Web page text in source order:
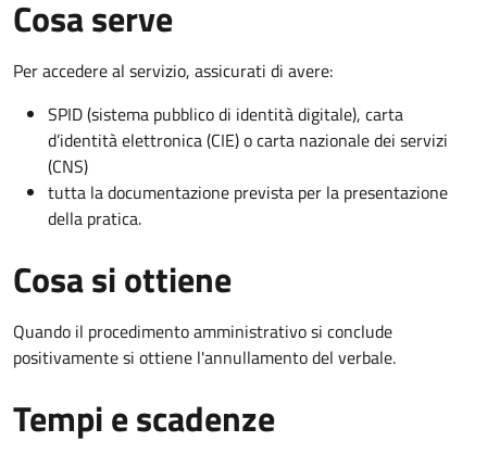
Cosa serve
Per accedere al servizio, assicurati di avere:
SPID (sistema pubblico di identità digitale), carta
d’identità elettronica (CIE) o carta nazionale dei servizi
(CNS)
tutta la documentazione prevista per la presentazione
della pratica.
Cosa si ottiene
Quando il procedimento amministrativo si conclude
positivamente si ottiene l'annullamento del verbale.
Tempi e scadenze